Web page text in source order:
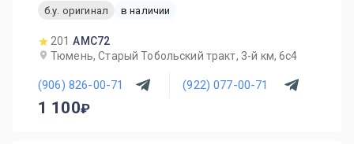
б.у. оригинал
в наличии
201 AMC72
Тюмень, Старый Тобольский тракт, 3-й км, 6с4
(906) 826-00-71 (922) 077-00-71
1 100